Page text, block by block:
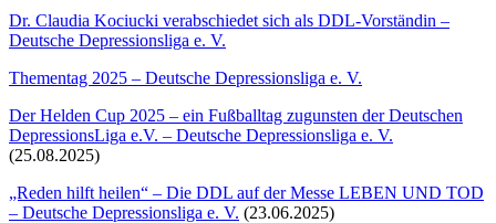
Dr. Claudia Kociucki verabschiedet sich als DDL-Vorständin –
Deutsche Depressionsliga e. V.
Thementag 2025 – Deutsche Depressionsliga e. V.
Der Helden Cup 2025 – ein Fußballtag zugunsten der Deutschen
DepressionsLiga e.V. – Deutsche Depressionsliga e. V.
(25.08.2025)
„Reden hilft heilen“ – Die DDL auf der Messe LEBEN UND TOD
– Deutsche Depressionsliga e. V. (23.06.2025)